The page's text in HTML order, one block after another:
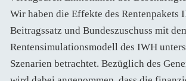
Wir haben die Effekte des Rentenpakets
Beitragssatz und Bundeszuschuss mit
Rentensimulationsmodell des IWH
Szenarien betrachtet. Bezüglich des